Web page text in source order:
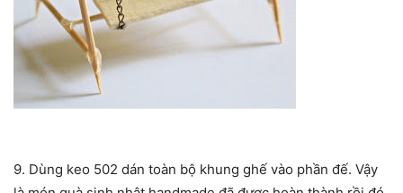
9. Dùng keo 502 dán toàn bộ khung ghế vào phần đế. Vậy